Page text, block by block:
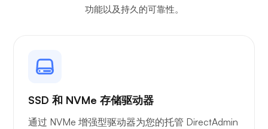
Plex
功能以及持久的可靠性。
SSD 和 NVMe 存储驱动器
通过 NVMe 增强型驱动器为您的托管 DirectAdmin